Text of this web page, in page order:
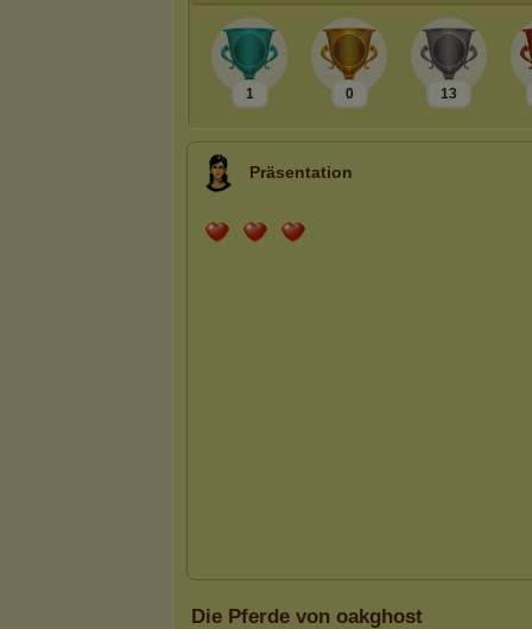
1 0 13
Präsentation
Die Pferde von oakghost